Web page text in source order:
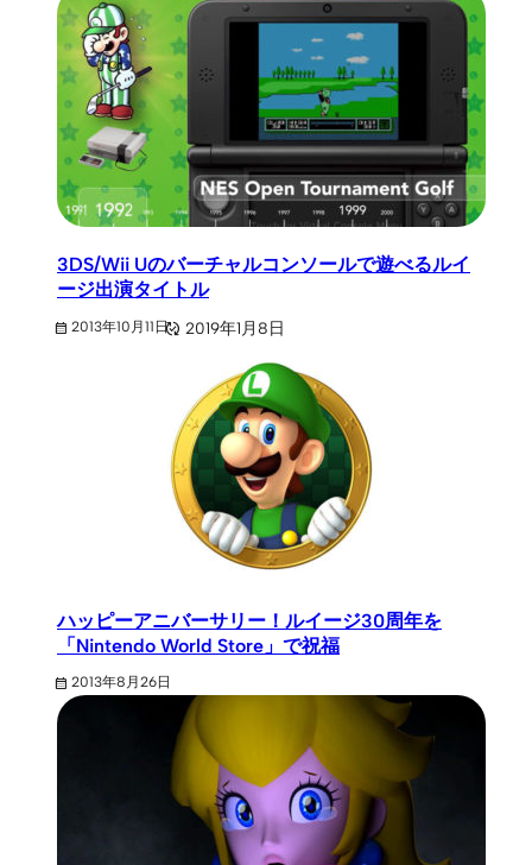
3DS/Wii Uのバーチャルコンソールで遊べるルイ
ージ出演タイトル
2013年10月11日 2019年1月8日
ハッピーアニバーサリー！ルイージ30周年を
「Nintendo World Store」で祝福
2013年8月26日